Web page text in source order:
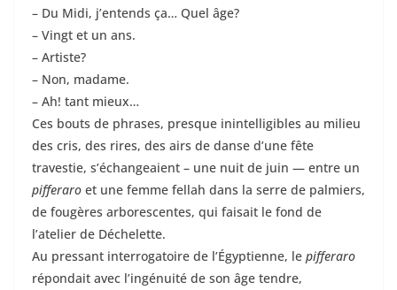
– Du Midi, j’entends ça… Quel âge?
– Vingt et un ans.
– Artiste?
– Non, madame.
– Ah! tant mieux…
Ces bouts de phrases, presque inintelligibles au milieu
des cris, des rires, des airs de danse d’une fête
travestie, s’échangeaient – une nuit de juin — entre un
pifferaro et une femme fellah dans la serre de palmiers,
de fougères arborescentes, qui faisait le fond de
l’atelier de Déchelette.
Au pressant interrogatoire de l’Égyptienne, le pifferaro
répondait avec l’ingénuité de son âge tendre,